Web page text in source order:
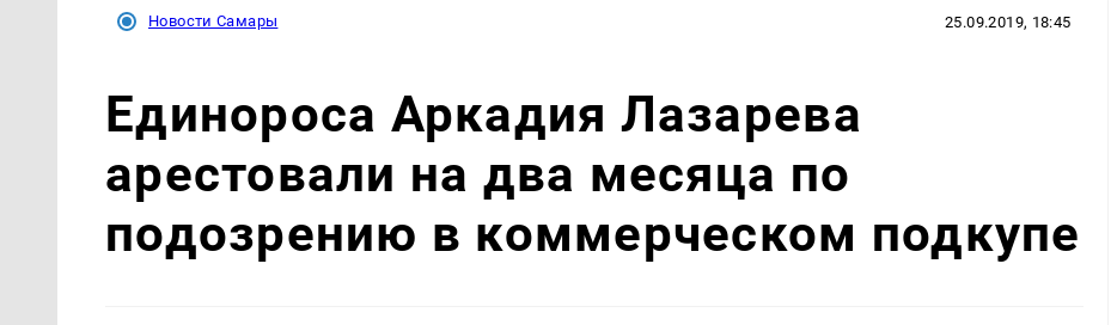
Новости Самары 25.09.2019, 18:45
Единороса Аркадия Лазарева
арестовали на два месяца по
подозрению в коммерческом подкупе